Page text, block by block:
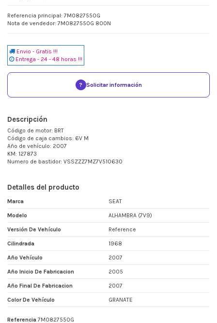
Referencia principal: 7M0827550G
Nota de vendedor: 7M0827550G 800N
Envio - Gratis !!!
Entrega - 24 - 48 horas !!!
? Solicitar información
Descripción
Código de motor: BRT
Código de caja cambios: 6V M
Año de vehículo: 2007
KM: 127873
Numero de bastidor: VSSZZZ7MZ7V510630
Detalles del producto
Marca SEAT
Modelo ALHAMBRA (7V9)
Versión De Vehículo Reference
Cilindrada 1968
Año Vehículo 2007
Año Inicio De Fabricacion 2005
Año Final De Fabricacion 2007
Color De Vehículo GRANATE
Referencia 7M0827550G